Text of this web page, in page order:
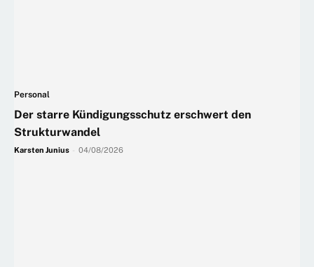
Personal
Der starre Kündigungsschutz erschwert den
Strukturwandel
Karsten Junius 04/08/2026